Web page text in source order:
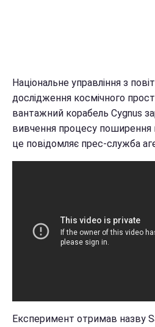
Національне управління з
дослідження космічного
вантажний корабель Cygnus
вивчення процесу поширення
це повідомляє прес-служба
Експеримент отримав назву